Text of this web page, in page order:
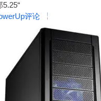
5.25“
评论